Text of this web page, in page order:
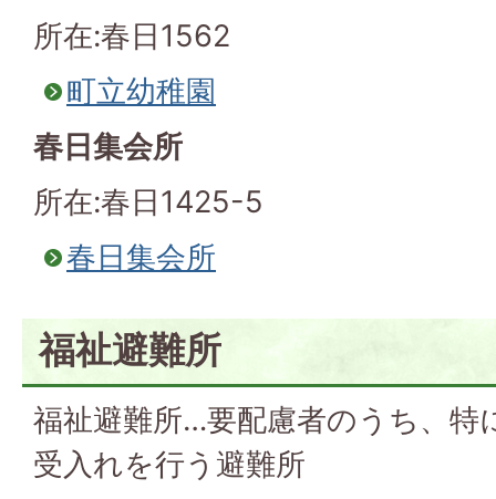
所在:春日1562
町立幼稚園
春日集会所
所在:春日1425-5
春日集会所
福祉避難所
福祉避難所…要配慮者のうち、特
受入れを行う避難所